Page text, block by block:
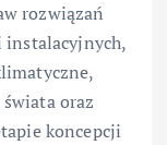
rozwiązań
instalacyjnych,
oraz
koncepcji